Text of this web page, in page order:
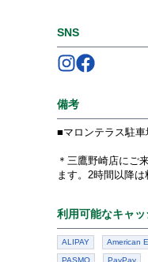
SNS
Follow us on
Follow us on
備考
■マロンテラス駐車
＊三鷹野崎店にご
ます。2時間以降
利用可能なキャ
ALIPAY American
PASMO PayPay